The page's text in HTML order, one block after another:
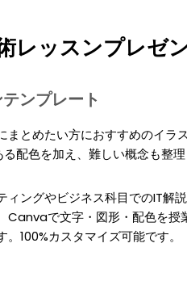
レッスンプレゼ
ンプレート
まとめたい方におすすめのイラ
配色を加え、難しい概念も整理
ングやビジネス科目でのIT解
Canvaで文字・図形・配色を授
100%カスタマイズ可能です。